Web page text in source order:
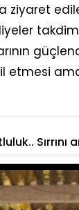
ziyaret
takdim
etmesi
Sırrını